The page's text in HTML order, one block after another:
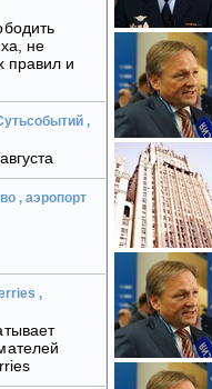
не
правил и
,
, аэропорт
,